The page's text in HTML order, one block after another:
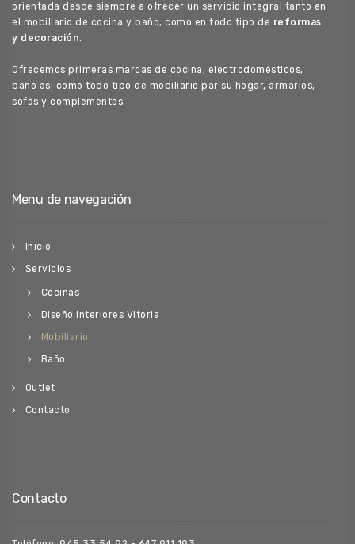
orientada desde siempre a ofrecer un servicio integral tanto en
el mobiliario de cocina y baño, como en todo tipo de reformas
y decoración.
Ofrecemos primeras marcas de cocina, electrodomésticos,
baño así como todo tipo de mobiliario par su hogar, armarios,
sofás y complementos.
Menu de navegación
Inicio
Servicios
Cocinas
Diseño Interiores Vitoria
Mobiliario
Baño
Outlet
Contacto
Contacto